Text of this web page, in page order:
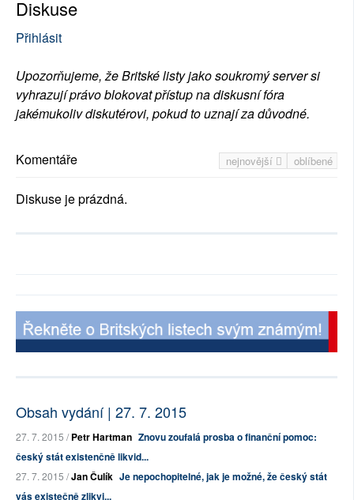
Diskuse
Přihlásit
Upozorňujeme, že Britské listy jako soukromý server si
vyhrazují právo blokovat přístup na diskusní fóra
jakémukoliv diskutérovi, pokud to uznají za důvodné.
nejnovější oblíbené
Komentáře
Diskuse je prázdná.
Obsah vydání | 27. 7. 2015
27. 7. 2015 /Petr Hartman Znovu zoufalá prosba o finanční pomoc:
český stát existenčně likvid...
27. 7. 2015 /Jan Čulík Je nepochopitelné, jak je možné, že český stát
vás existečně zlikvi...